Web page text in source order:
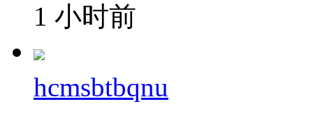
1 小时前
hcmsbtbqnu